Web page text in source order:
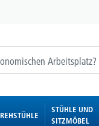
STÜHLE UND
SITZMÖBEL